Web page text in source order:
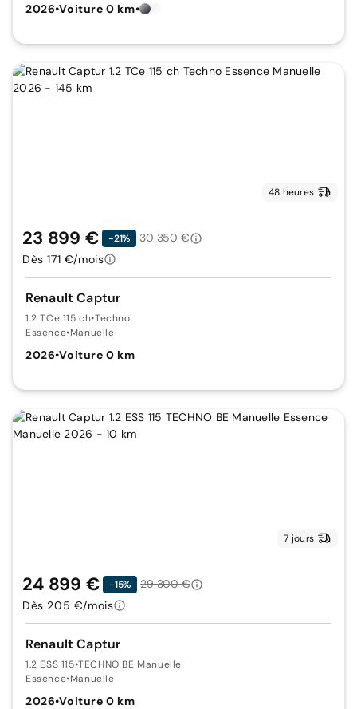
2026•Voiture 0 km•
48 heures
Renault Captur
1.2 TCe 115 ch•Techno
Essence•Manuelle
2026•Voiture 0 km
23 899 € -21%
30 350 €
Dès 171 €/mois
7 jours
Renault Captur
1.2 ESS 115•TECHNO BE Manuelle
Essence•Manuelle
2026•Voiture 0 km
24 899 € -15%
29 300 €
Dès 205 €/mois